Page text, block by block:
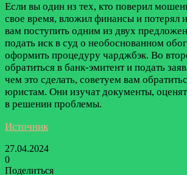
Если вы один из тех, кто поверил
свое время, вложил финансы и потерял
вам поступить одним из двух
подать иск в суд о необоснованном
оформить процедуру чарджбэк. Во
обратиться в банк-эмитент и подать
чем это сделать, советуем вам
юристам. Они изучат документы,
в решении проблемы.
Источник
27.04.2024
0
Поделиться